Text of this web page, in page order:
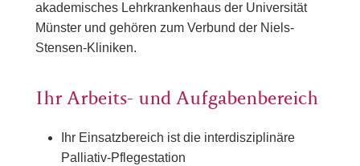
akademisches Lehrkrankenhaus der Universität
Münster und gehören zum Verbund der Niels-
Stensen-Kliniken.
Ihr Arbeits- und Aufgabenbereich
Ihr Einsatzbereich ist die interdisziplinäre
Palliativ-Pflegestation